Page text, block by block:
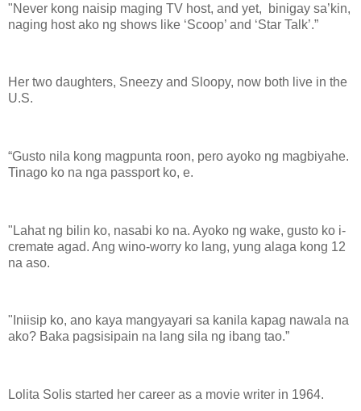
"Never kong naisip maging TV host, and yet, binigay sa’kin,
naging host ako ng shows like ‘Scoop’ and ‘Star Talk’.”
Her two daughters, Sneezy and Sloopy, now both live in the
U.S.
“Gusto nila kong magpunta roon, pero ayoko ng magbiyahe.
Tinago ko na nga passport ko, e.
"Lahat ng bilin ko, nasabi ko na. Ayoko ng wake, gusto ko i-
cremate agad. Ang wino-worry ko lang, yung alaga kong 12
na aso.
"Iniisip ko, ano kaya mangyayari sa kanila kapag nawala na
ako? Baka pagsisipain na lang sila ng ibang tao.”
Lolita Solis started her career as a movie writer in 1964.